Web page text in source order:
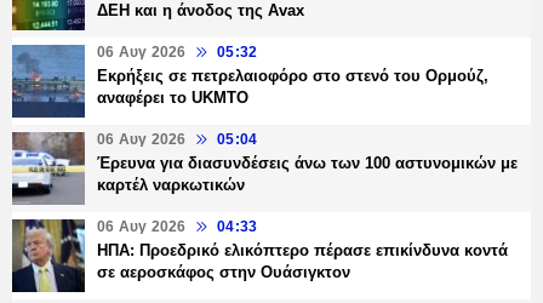
ΔΕΗ και η άνοδος της Avax
06 Αυγ 2026 05:32
Εκρήξεις σε πετρελαιοφόρο στο στενό του Ορμούζ,
αναφέρει το UKMTO
06 Αυγ 2026 05:04
Έρευνα για διασυνδέσεις άνω των 100 αστυνομικών με
καρτέλ ναρκωτικών
06 Αυγ 2026 04:33
ΗΠΑ: Προεδρικό ελικόπτερο πέρασε επικίνδυνα κοντά
σε αεροσκάφος στην Ουάσιγκτον